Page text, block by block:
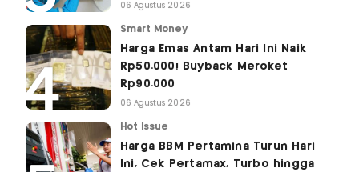
06 Agustus 2026
Smart Money
Harga Emas Antam Hari Ini Naik
Rp50.000! Buyback Meroket
Rp90.000
06 Agustus 2026
Hot Issue
Harga BBM Pertamina Turun Hari
Ini, Cek Pertamax, Turbo hingga